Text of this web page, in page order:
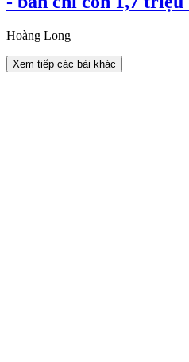
Hoàng Long
Xem tiếp các bài khác